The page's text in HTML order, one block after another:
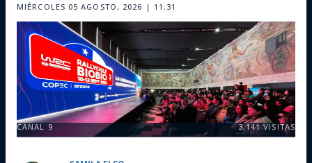
MIÉRCOLES 05 AGOSTO, 2026 | 11:31
CANAL 9 3,141VISITAS